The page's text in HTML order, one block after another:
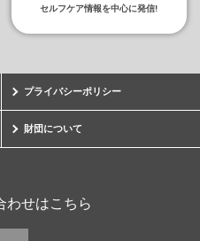
セルフケア情報を中心に発信!
プライバシーポリシー
財団について
わせはこちら